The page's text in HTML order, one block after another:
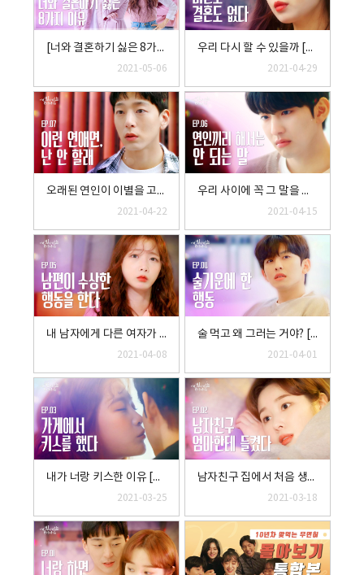
[너와 결혼하기 싫은 8가지 이유] 몰아보기 통합본 EP.1~8
2021-05-06
우리 다시 할 수 있을까 [너와 결혼하기 싫은 8가지 이유] EP.8 l 마지막화
2021-04-29
오래된 연인이 이별을 고민하는 순간 [너와 결혼하기 싫은 8가지 이유] EP.7
2021-04-22
우리 사이에 꼭 그 말을 해야 돼? [너와 결혼하기 싫은 8가지 이유] EP.6
2021-04-15
내 남자에게 다른 여자가 생긴 것 같다 [너와 결혼하기 싫은 8가지 이유] EP.5
2021-04-08
술 먹고 왜 그러는 거야? [너와 결혼하기 싫은 8가지 이유] EP.4
2021-04-01
내가 너랑 키스한 이유 [너와 결혼하기 싫은 8가지 이유] EP.3
2021-03-25
남자친구 집에서 처음 생긴 일 [너와 결혼하기 싫은 8가지 이유] EP.2
2021-03-18